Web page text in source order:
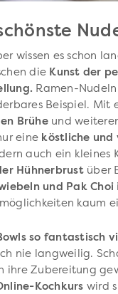
wissen es schon
die Kunst der
Ramen-
Beispiel. Mit
Brüheund
eine köstliche und
auch ein kleines
Hühnerbrustüber
und Pak Choi
kaum
so fantastisch
nie langweilig.
ihre Zubereitung
Kochkurs wird